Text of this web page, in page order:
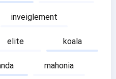
inveiglement
elite
koala
mahonia